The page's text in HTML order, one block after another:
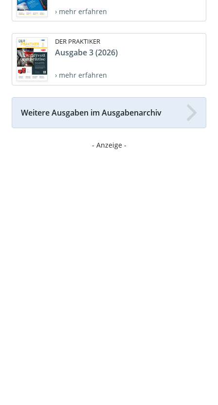
› mehr erfahren
DER PRAKTIKER
Ausgabe 3 (2026)
› mehr erfahren
Weitere Ausgaben im Ausgabenarchiv
- Anzeige -